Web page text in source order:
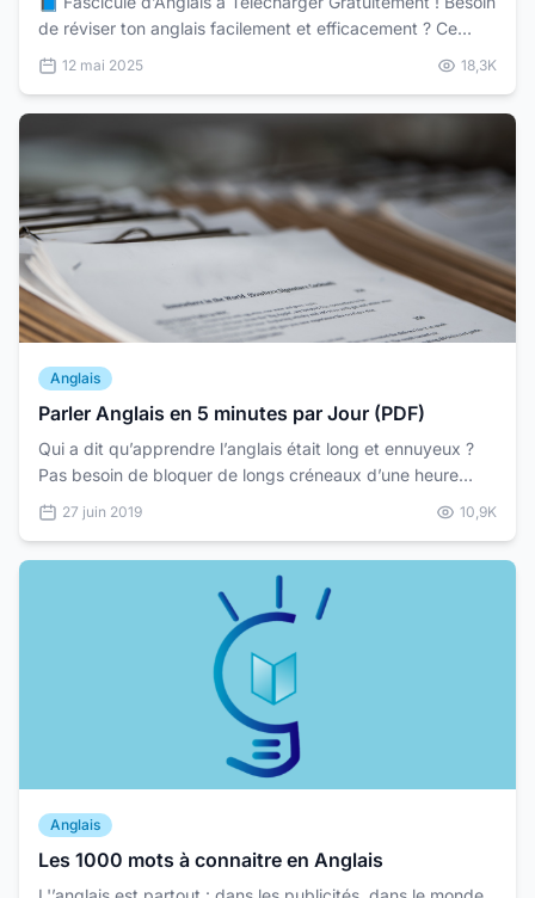
de réviser ton anglais facilement et efficacement ? Ce
fascicule complet est là pour t’accompagner....
12 mai 2025 18,3K
Anglais
Parler Anglais en 5 minutes par Jour (PDF)
Qui a dit qu’apprendre l’anglais était long et ennuyeux ?
Pas besoin de bloquer de longs créneaux d’une heure
chaque semaine pour faire des progrès. Cinq minute...
27 juin 2019 10,9K
Anglais
Les 1000 mots à connaitre en Anglais